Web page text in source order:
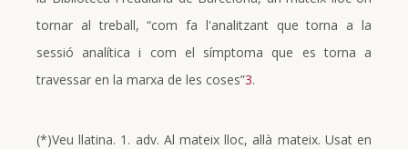
tornar al treball, “com fa l'analitzant que torna a la
sessió analítica i com el símptoma que es torna a
travessar en la marxa de les coses”3.
(*)Veu llatina. 1. adv. Al mateix lloc, allà mateix. Usat en